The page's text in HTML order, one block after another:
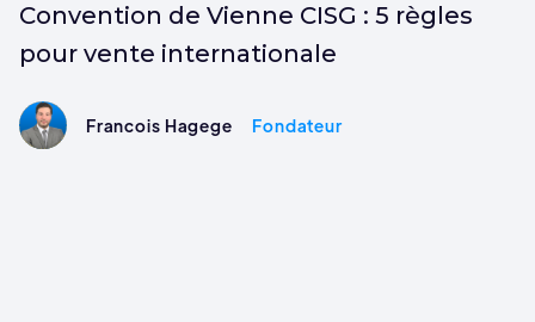
Convention de Vienne CISG : 5 règles
pour vente internationale
Francois Hagege Fondateur